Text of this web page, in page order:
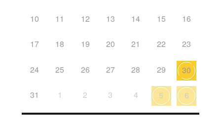
10 11 12 13 14 15 16
17 18 19 20 21 22 23
24 25 26 27 28 29 30
31 1 2 3 4 5 6